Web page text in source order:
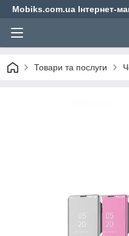
Mobiks.com.ua Інтернет-
Товари та послуги